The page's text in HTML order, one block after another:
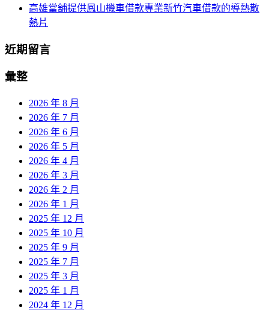
高雄當舖提供鳳山機車借款專業新竹汽車借款的導熱散
熱片
近期留言
彙整
2026 年 8 月
2026 年 7 月
2026 年 6 月
2026 年 5 月
2026 年 4 月
2026 年 3 月
2026 年 2 月
2026 年 1 月
2025 年 12 月
2025 年 10 月
2025 年 9 月
2025 年 7 月
2025 年 3 月
2025 年 1 月
2024 年 12 月